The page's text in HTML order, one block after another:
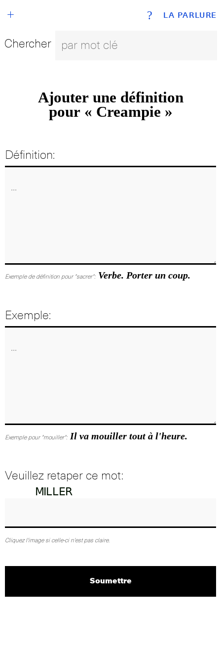
LA PARLURE
+ ?
Chercher
Ajouter une définition
pour « Creampie »
Définition:
Exemple de définition pour "sacrer": Verbe. Porter un coup.
Exemple:
Exemple pour "mouiller": Il va mouiller tout à l'heure.
Veuillez retaper ce mot:
Cliquez l'image si celle-ci n'est pas claire.
Soumettre